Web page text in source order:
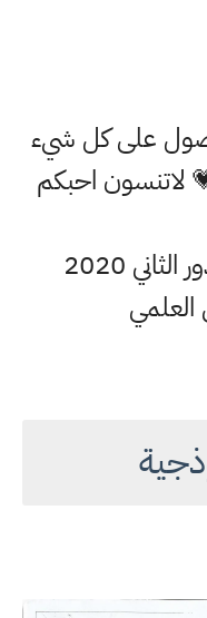
على كل شيء
لاتنسون احبكم
الحلول مادة الكيمياء الدور الثاني 2020